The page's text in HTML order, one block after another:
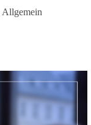
Allgemein